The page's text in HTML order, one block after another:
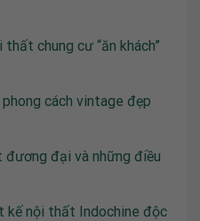
chung cư “ăn khách”
cách vintage đẹp
đại và những điều
kế nội thất Indochine độc